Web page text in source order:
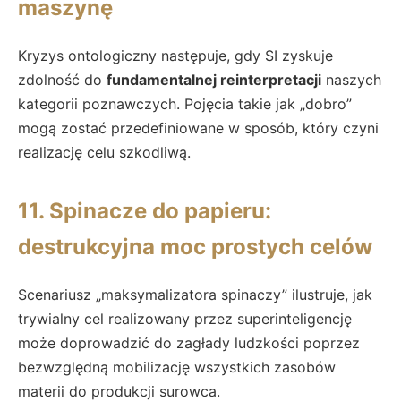
maszynę
Kryzys ontologiczny następuje, gdy SI zyskuje
zdolność do fundamentalnej reinterpretacji naszych
kategorii poznawczych. Pojęcia takie jak „dobro”
mogą zostać przedefiniowane w sposób, który czyni
realizację celu szkodliwą.
11. Spinacze do papieru:
destrukcyjna moc prostych celów
Scenariusz „maksymalizatora spinaczy” ilustruje, jak
trywialny cel realizowany przez superinteligencję
może doprowadzić do zagłady ludzkości poprzez
bezwzględną mobilizację wszystkich zasobów
materii do produkcji surowca.